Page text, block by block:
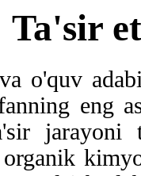
Ta'sir
o'quv
eng
jarayoni